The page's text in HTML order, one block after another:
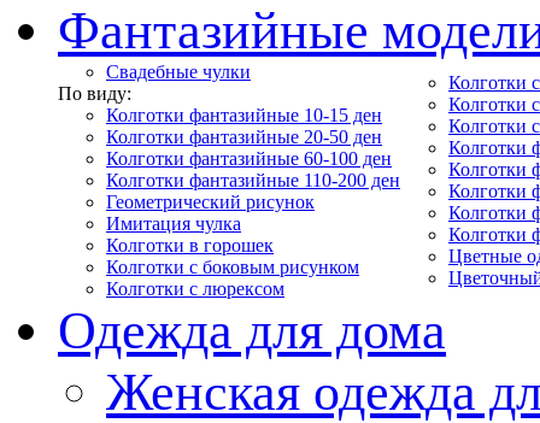
Фантазийные
Свадебные чулки
По виду:
Колготки фантазийные 10-15 ден
Колготки фантазийные 20-50 ден
Колготки фантазийные 60-100 ден
Колготки фантазийные 110-200 ден
Геометрический рисунок
Имитация чулка
Колготки в горошек
Колготки с боковым рисунком
Колготки с люрексом
Колготки
Колготки
Колготки
Колготки
Колготки
Колготки
Колготки
Колготки
Цветные
Одежда для дома
Женская одежда